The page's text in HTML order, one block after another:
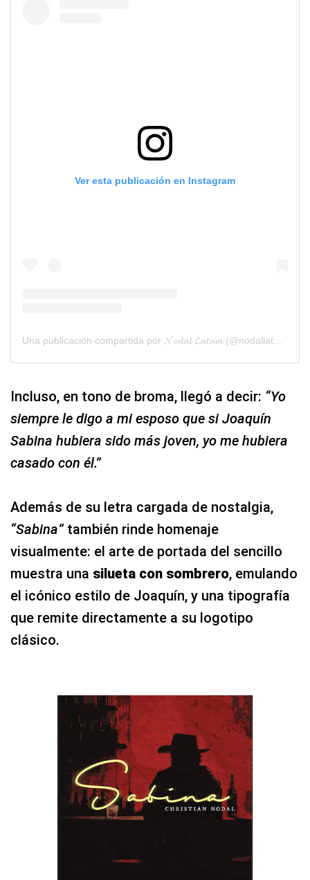
Ver esta publicación en Instagram
Incluso, en tono de broma, llegó a decir: “Yo
siempre le digo a mi esposo que si Joaquín
Sabina hubiera sido más joven, yo me hubiera
casado con él.”
Además de su letra cargada de nostalgia,
“Sabina”también rinde homenaje
visualmente: el arte de portada del sencillo
muestra una silueta con sombrero, emulando
el icónico estilo de Joaquín, y una tipografía
que remite directamente a su logotipo
clásico.